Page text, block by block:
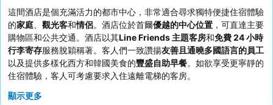
這間酒店是個充滿活力的都市中心，非常適合尋求獨特便捷住宿體驗
的家庭 觀光客和情侶。酒店位於首爾優越的中心位置 ，可直達主要
購物區和公共交通。酒店以其Line Friends 主題客房和免費 24 小時
行李寄存服務脫穎稱著。客人們一致讚揚友善且通曉多國語言的員工
以及提供多樣化西方和韓國美食的豐盛自助早餐。如欲享受更寧靜的
住宿體驗，客人可考慮要求入住遠離電梯的客房。
顯示更多